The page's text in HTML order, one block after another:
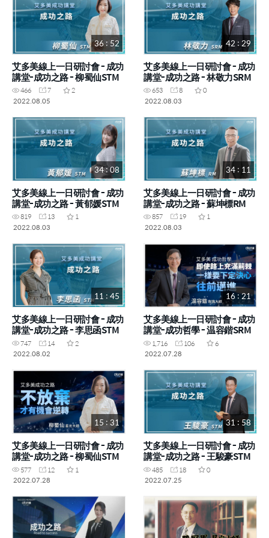
36 : 52
艾多美線上一日研討會 - 成功
講堂-成功之路 - 柳蜀仙STM
466 7
2
2022.08.05
42 : 29
艾多美線上一日研討會 - 成功
講堂-成功之路 - 林敬力SRM
653 8
0
2022.08.03
34 : 08
艾多美線上一日研討會 - 成功
講堂-成功之路 - 黃郁媛STM
819 13
1
2022.08.03
34 : 11
艾多美線上一日研討會 - 成功
講堂-成功之路 - 蘇坤標RM
857 19
1
2022.08.03
11 : 45
艾多美線上一日研討會 - 成功
講堂-成功之路 - 李思函STM
747 14
2
2022.08.02
16 : 21
艾多美線上一日研討會 - 成功
講堂-成功哲學 - 温容鍇SRM
1,716 106
6
2022.07.28
15 : 31
艾多美線上一日研討會 - 成功
講堂-成功之路 - 柳蜀仙STM
577 12
1
2022.07.28
31 : 58
艾多美線上一日研討會 - 成功
講堂-成功之路 - 王駿豪STM
485 18
0
2022.07.25